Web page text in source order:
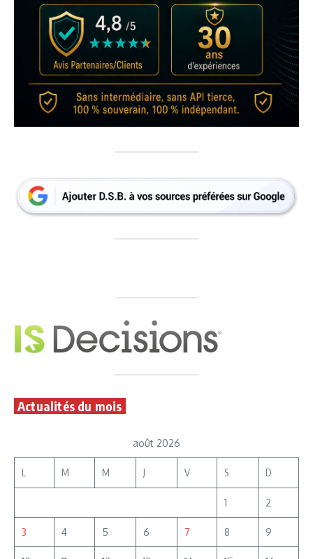
Actualités du mois
août 2026
L M M J V S D
1 2
3 4 5 6 7 8 9